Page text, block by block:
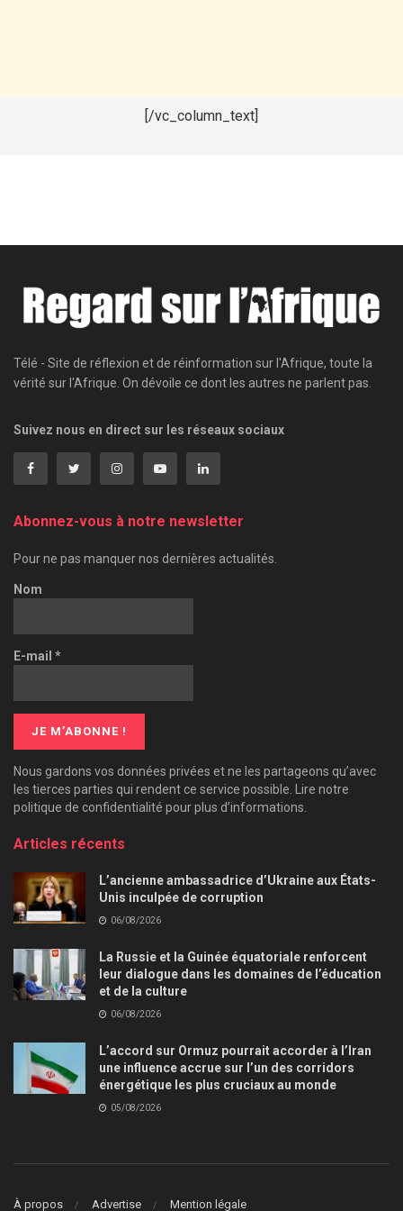
[/vc_column_text]
Télé - Site de réflexion et de réinformation sur l'Afrique, toute la
vérité sur l'Afrique. On dévoile ce dont les autres ne parlent pas.
Suivez nous en direct sur les réseaux sociaux
Abonnez-vous à notre newsletter
Pour ne pas manquer nos dernières actualités.
Nom
E-mail *
Nous gardons vos données privées et ne les partageons qu’avec
les tierces parties qui rendent ce service possible. Lire notre
politique de confidentialité pour plus d’informations.
Articles récents
L’ancienne ambassadrice d’Ukraine aux États-
Unis inculpée de corruption
06/08/2026
La Russie et la Guinée équatoriale renforcent
leur dialogue dans les domaines de l’éducation
et de la culture
06/08/2026
L’accord sur Ormuz pourrait accorder à l’Iran
une influence accrue sur l’un des corridors
énergétique les plus cruciaux au monde
05/08/2026
À propos Advertise Mention légale